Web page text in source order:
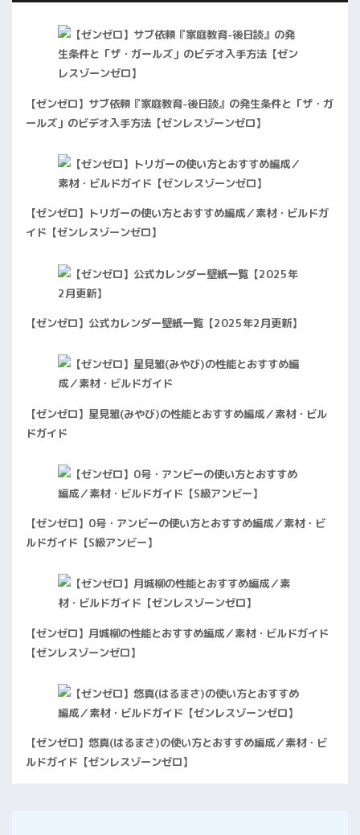
【ゼンゼロ】サブ依頼『家庭教育-後日談』の発生条件と「ザ・ガ
ールズ」のビデオ入手方法【ゼンレスゾーンゼロ】
【ゼンゼロ】トリガーの使い方とおすすめ編成／素材・ビルドガ
イド【ゼンレスゾーンゼロ】
【ゼンゼロ】公式カレンダー壁紙一覧【2025年2月更新】
【ゼンゼロ】星見雅(みやび)の性能とおすすめ編成／素材・ビル
ドガイド
【ゼンゼロ】0号・アンビーの使い方とおすすめ編成／素材・ビ
ルドガイド【S級アンビー】
【ゼンゼロ】月城柳の性能とおすすめ編成／素材・ビルドガイド
【ゼンレスゾーンゼロ】
【ゼンゼロ】悠真(はるまさ)の使い方とおすすめ編成／素材・ビ
ルドガイド【ゼンレスゾーンゼロ】